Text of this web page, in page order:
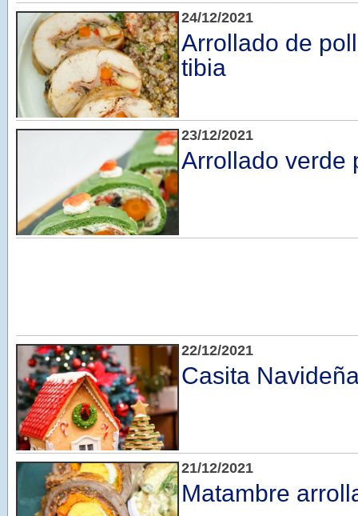
24/12/2021
Arrollado de
tibia
23/12/2021
Arrollado verde
22/12/2021
Casita
21/12/2021
Matambre